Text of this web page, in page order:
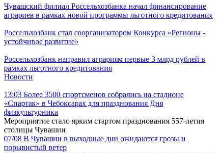
Чувашский филиал Россельхозбанка начал финансирование
аграриев в рамках новой программы льготного кредитования
Россельхозбанк стал соорганизатором Конкурса «Регионы -
устойчивое развитие»
Россельхозбанк направил аграриям первые 3 млрд рублей в
рамках льготного кредитования
Новости
13:03 Более 3500 спортсменов собрались на стадионе
«Спартак» в Чебоксарах для празднования Дня
физкультурника
Мероприятие стало ярким стартом празднования 557-летия
столицы Чувашии
07/08 В Чувашии в выходные дни ожидаются грозы и
порывистый ветер